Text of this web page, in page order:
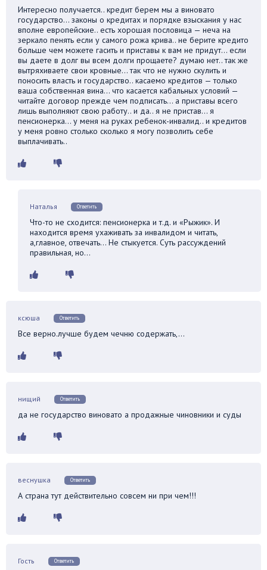
Интересно получается.. кредит берем мы а виновато
государство… законы о кредитах и порядке взыскания у нас
вполне европейские.. есть хорошая пословица — неча на
зеркало пенять если у самого рожа крива.. не берите кредито
больше чем можете гасить и приставы к вам не придут… если
вы даете в долг вы всем долги прощаете? думаю нет.. так же
вытряхиваете свои кровные… так что не нужно скулить и
поносить власть и государство.. касаемо кредитов — только
ваша собственная вина… что касается кабальных условий —
читайте договор прежде чем подписать… а приставы всего
лишь выполняют свою работу.. и да.. я не пристав… я
пенсионерка… у меня на руках ребенок-инвалид.. и кредитов
у меня ровно столько сколько я могу позволить себе
выплачивать..
Наталья Ответить
Что-то не сходится: пенсионерка и т.д. и «Рыжик». И
находится время ухаживать за инвалидом и читать,
а,главное, отвечать… Не стыкуется. Суть рассуждений
правильная, но…
ксюша Ответить
Все верно.лучше будем чечню содержать,…
нищий Ответить
да не государство виновато а продажные чиновники и суды
веснушка Ответить
А страна тут действительно совсем ни при чем!!!
Гость Ответить